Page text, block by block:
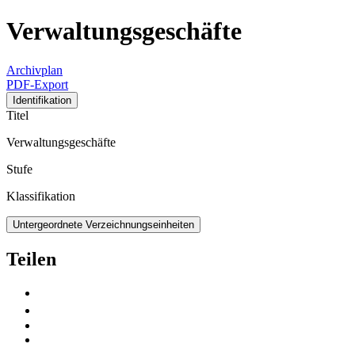
Verwaltungsgeschäfte
Archivplan
PDF-Export
Identifikation
Titel
Verwaltungsgeschäfte
Stufe
Klassifikation
Untergeordnete Verzeichnungseinheiten
Teilen